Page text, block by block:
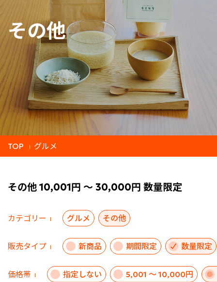
その他
TOP グルメ
その他 10,001円 ～ 30,000円 数量限定
カテゴリー グルメ その他
販売タイプ 新商品 期間限定 数量限定
価格帯 指定しない 5,001 ～ 10,000円